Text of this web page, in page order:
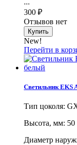
...
300 ₽
Отзывов нет
New!
Перейти в
Светильник EKS
Тип цоколя:
Высота, мм: 50
Диаметр